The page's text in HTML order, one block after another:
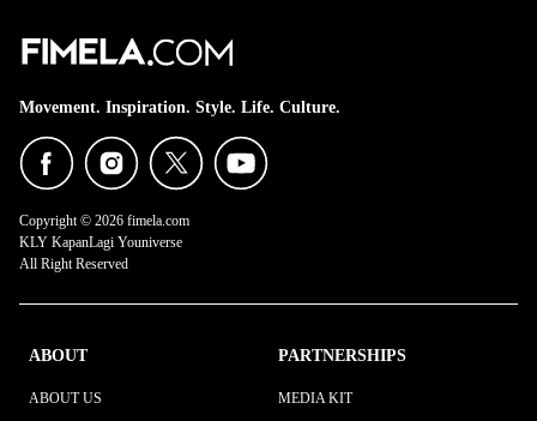
Movement. Inspiration. Style. Life. Culture.
Copyright © 2026 fimela.com
KLY KapanLagi Youniverse
All Right Reserved
ABOUT
ABOUT US
PARTNERSHIPS
MEDIA KIT